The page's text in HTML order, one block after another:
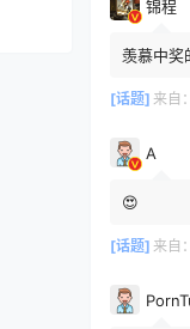
锦程
羡慕中奖
[话题] 来自：
A
😍
[话题] 来自：